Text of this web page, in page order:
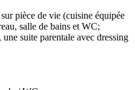
pièce de vie (cuisine équipée
salle de bains et WC;
suite parentale avec dressing